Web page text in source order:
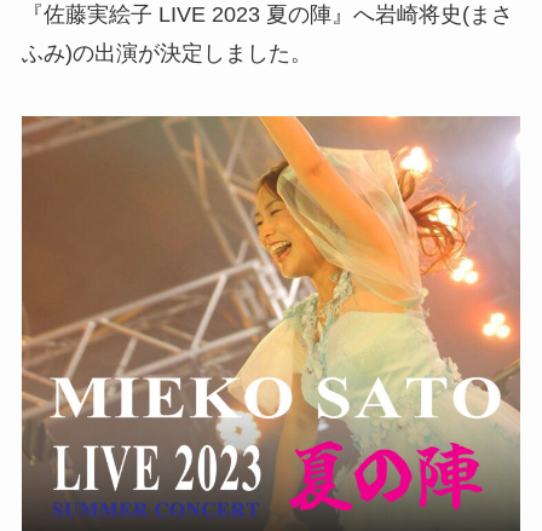
『佐藤実絵子 LIVE 2023 夏の陣』へ岩崎将史(まさ
ふみ)の出演が決定しました。